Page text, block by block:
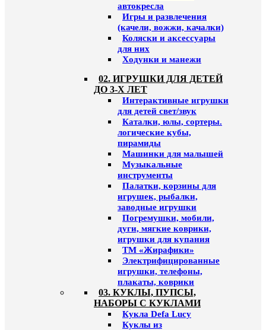
автокресла
Игры и развлечения
(качели, вожжи, качалки)
Коляски и аксессуары
для них
Ходунки и манежи
02. ИГРУШКИ ДЛЯ ДЕТЕЙ
ДО 3-Х ЛЕТ
Интерактивные игрушки
для детей свет/звук
Каталки, юлы, сортеры.
логические кубы,
пирамиды
Машинки для малышей
Музыкальные
инструменты
Палатки, корзины для
игрушек, рыбалки,
заводные игрушки
Погремушки, мобили,
дуги, мягкие коврики,
игрушки для купания
ТМ «Жирафики»
Электрифицированные
игрушки, телефоны,
плакаты, коврики
03. КУКЛЫ, ПУПСЫ,
НАБОРЫ С КУКЛАМИ
Кукла Defa Lucy
Куклы из